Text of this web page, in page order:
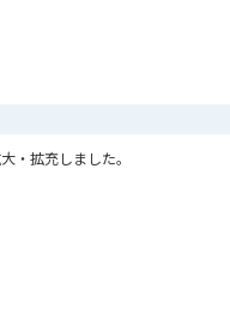
・拡充しました。